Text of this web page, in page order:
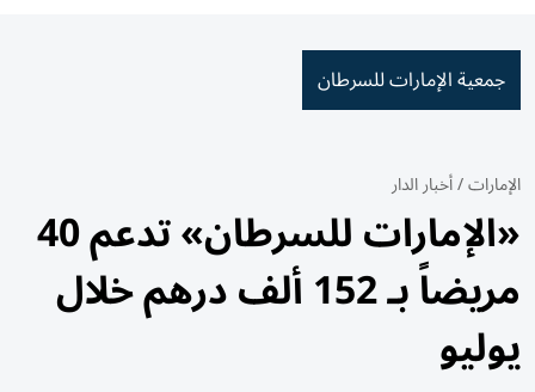
جمعية الإمارات للسرطان
الإمارات/أخبار الدار
«الإمارات للسرطان» تدعم 40
مريضاً بـ 152 ألف درهم خلال
يوليو